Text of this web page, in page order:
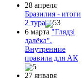
28 апреля
Бразилия - итоги
2 тура
53
6 марта "Глядзi
далёка".
Внутренние
правила для АК
5
27 января